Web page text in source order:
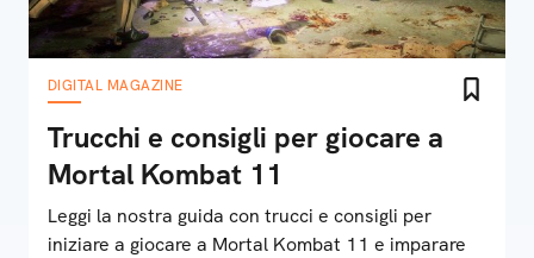
DIGITAL MAGAZINE
Trucchi e consigli per giocare a
Mortal Kombat 11
Leggi la nostra guida con trucci e consigli per
iniziare a giocare a Mortal Kombat 11 e imparare